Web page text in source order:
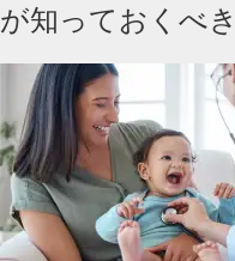
が知っておくべ